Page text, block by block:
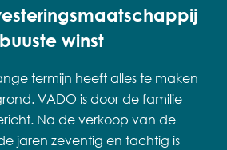
winst
termijn heeft alles te maken
VADO is door de familie
Na de verkoop van de
jaren zeventig en tachtig is